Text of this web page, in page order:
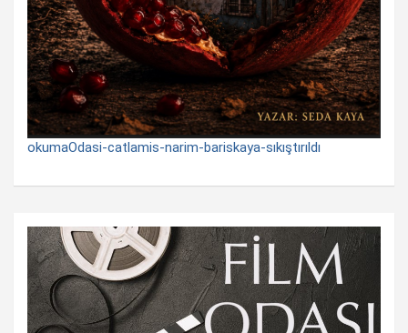
okumaOdasi-catlamis-narim-bariskaya-sıkıştırıldı